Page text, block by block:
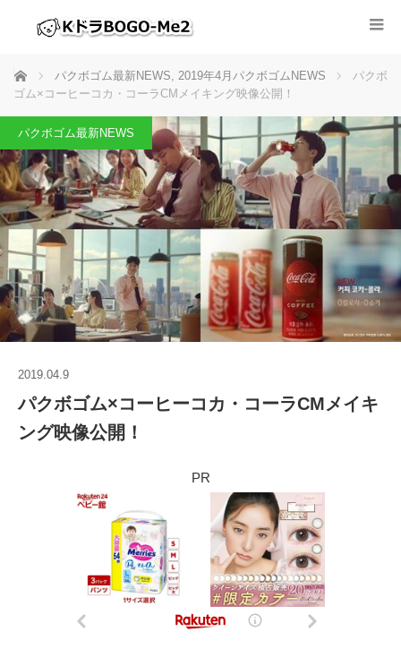
ホーム パクボゴム最新NEWS, 2019年4月パクボゴムNEWS
パクボ
ゴム×コーヒーコカ・コーラCMメイキング映像公開！
パクボゴム最新NEWS
2019.04.9
パクボゴム×コーヒーコカ・コーラCMメイキ
ング映像公開！
PR